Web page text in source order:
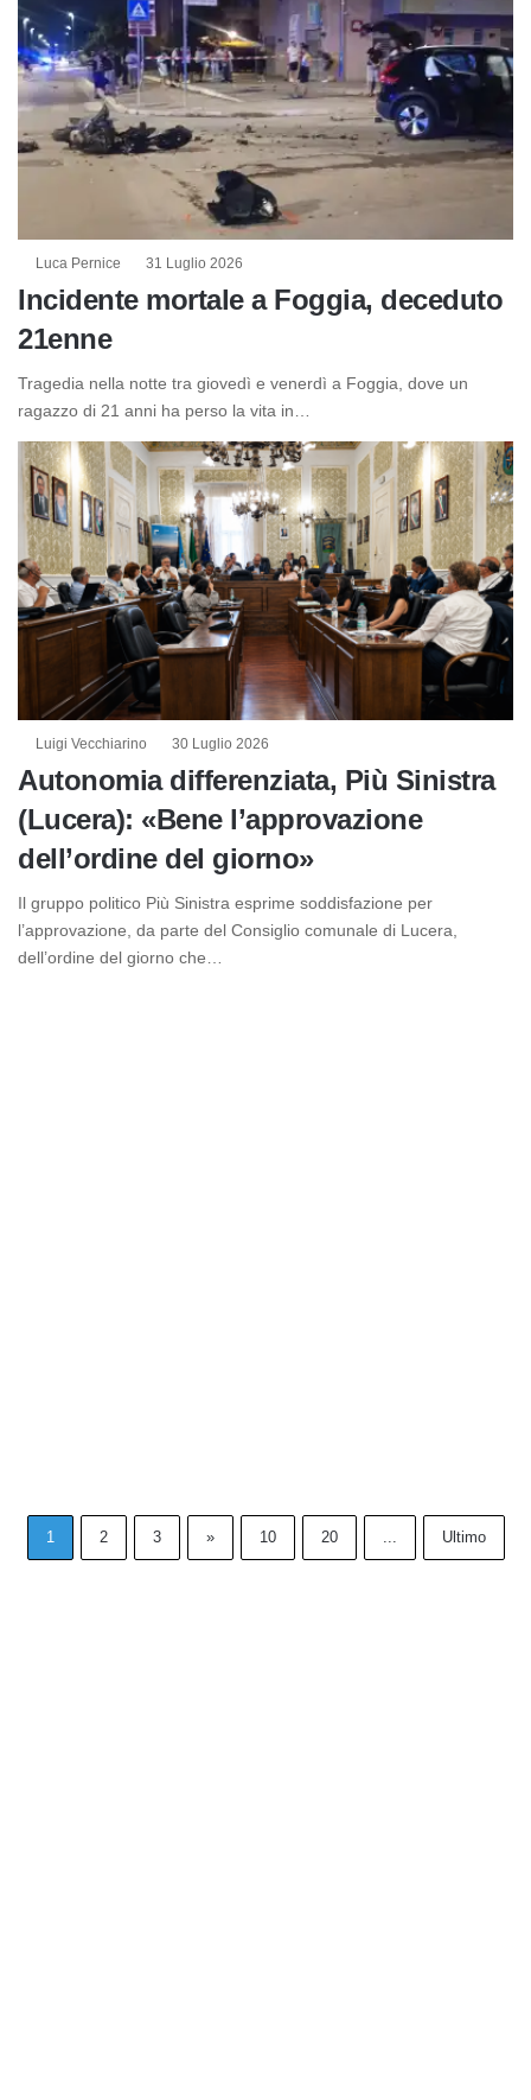
Luca Pernice 31 Luglio 2026
Incidente mortale a Foggia, deceduto
21enne
Tragedia nella notte tra giovedì e venerdì a Foggia, dove un
ragazzo di 21 anni ha perso la vita in…
Luigi Vecchiarino 30 Luglio 2026
Autonomia differenziata, Più Sinistra
(Lucera): «Bene l’approvazione
dell’ordine del giorno»
Il gruppo politico Più Sinistra esprime soddisfazione per
l’approvazione, da parte del Consiglio comunale di Lucera,
dell’ordine del giorno che…
1 2 3 » 10 20 ... Ultimo